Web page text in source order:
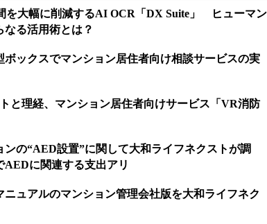
を大幅に削減するAI OCR「DX Suite」 ヒューマン
なる活用術とは？
ボックスでマンション居住者向け相談サービスの実
と理経、マンション居住者向けサービス「VR消防
の“AED設置”に関して大和ライフネクストが調
AEDに関連する支出アリ
ニュアルのマンション管理会社版を大和ライフネク